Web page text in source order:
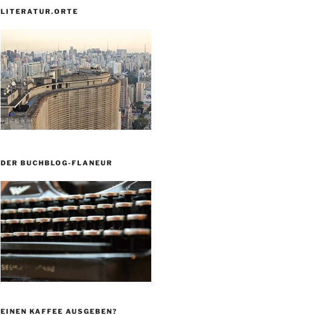
LITERATUR.ORTE
DER BUCHBLOG-FLANEUR
EINEN KAFFEE AUSGEBEN?